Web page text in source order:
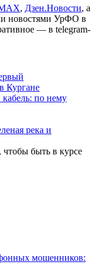
, Дзен.Новости, а
новостями УрФО в
— в telegram-
Кургане
по нему
река и
, чтобы быть в курсе
мошенников: